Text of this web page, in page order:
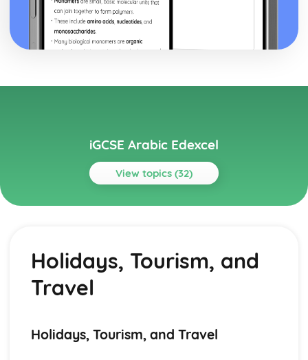
iGCSE Arabic Edexcel
View topics (32)
Topics
Media, Entertainment, and Youth Culture
Holidays, Tourism, and Travel
Health and Fitness
Home and Local Area
Family and Personal Information
Holidays, Tourism, and
Travel
Holidays, Tourism, and Travel